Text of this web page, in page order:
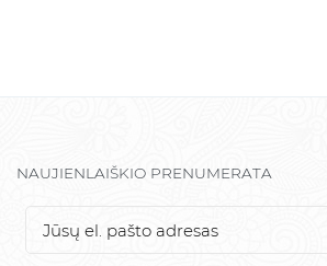
NAUJIENLAIŠKIO PRENUMERATA